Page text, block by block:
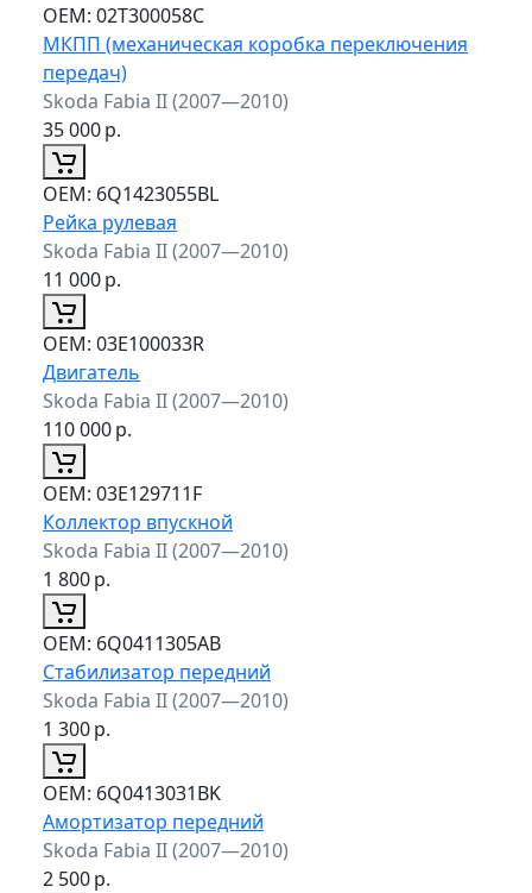
ОЕМ: 02T300058C
МКПП (механическая коробка переключения
передач)
Skoda Fabia II (2007—2010)
35 000р.
ОЕМ: 6Q1423055BL
Рейка рулевая
Skoda Fabia II (2007—2010)
11 000р.
ОЕМ: 03E100033R
Двигатель
Skoda Fabia II (2007—2010)
110 000р.
ОЕМ: 03E129711F
Коллектор впускной
Skoda Fabia II (2007—2010)
1 800р.
ОЕМ: 6Q0411305AB
Стабилизатор передний
Skoda Fabia II (2007—2010)
1 300р.
ОЕМ: 6Q0413031BK
Амортизатор передний
Skoda Fabia II (2007—2010)
2 500р.